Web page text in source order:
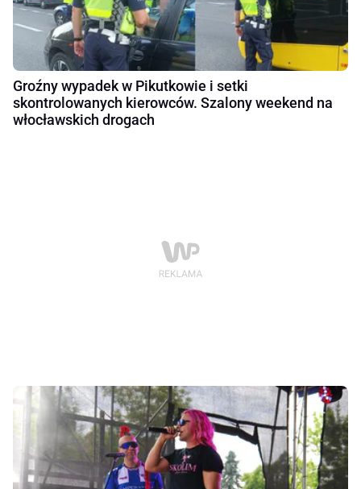
Groźny wypadek w Pikutkowie i setki
skontrolowanych kierowców. Szalony weekend na
włocławskich drogach